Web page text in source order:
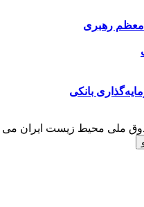
معظم رهبری
بانکی
ملی محیط زیست ایران می